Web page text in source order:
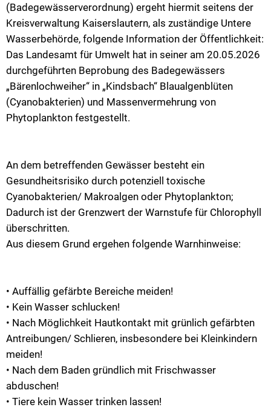
Verwaltungsgliederung
Partnerschaften
Karriere
Landkreisfilm
Beteiligungen
Krisenvorsorge
Rechnungs- und
Pressestelle und
Gleichstellung
Klimamanagement
(Badegewässerverordnung) ergeht hiermit seitens der
Kreisverwaltung Kaiserslautern, als zuständige Untere
Wasserbehörde, folgende Information der Öffentlichkeit:
Das Landesamt für Umwelt hat in seiner am 20.05.2026
durchgeführten Beprobung des Badegewässers
„Bärenlochweiher“ in „Kindsbach“ Blaualgenblüten
(Cyanobakterien) und Massenvermehrung von
Phytoplankton festgestellt.
An dem betreffenden Gewässer besteht ein
Gesundheitsrisiko durch potenziell toxische
Cyanobakterien/ Makroalgen oder Phytoplankton;
Dadurch ist der Grenzwert der Warnstufe für Chlorophyll
überschritten.
Aus diesem Grund ergehen folgende Warnhinweise:
• Auffällig gefärbte Bereiche meiden!
• Kein Wasser schlucken!
• Nach Möglichkeit Hautkontakt mit grünlich gefärbten
Antreibungen/ Schlieren, insbesondere bei Kleinkindern
meiden!
• Nach dem Baden gründlich mit Frischwasser
abduschen!
• Tiere kein Wasser trinken lassen!